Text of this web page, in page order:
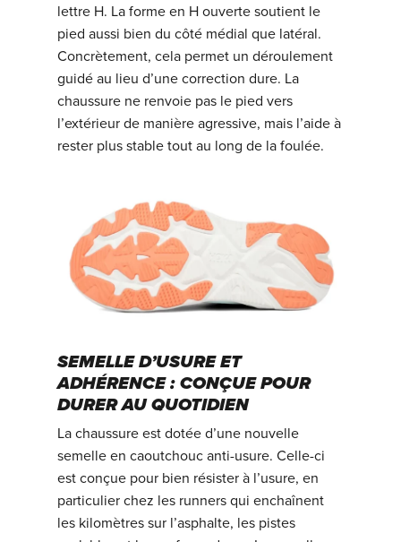
lettre H. La forme en H ouverte soutient le
pied aussi bien du côté médial que latéral.
Concrètement, cela permet un déroulement
guidé au lieu d’une correction dure. La
chaussure ne renvoie pas le pied vers
l’extérieur de manière agressive, mais l’aide à
rester plus stable tout au long de la foulée.
SEMELLE D’USURE ET
ADHÉRENCE : CONÇUE POUR
DURER AU QUOTIDIEN
La chaussure est dotée d’une nouvelle
semelle en caoutchouc anti-usure. Celle-ci
est conçue pour bien résister à l’usure, en
particulier chez les runners qui enchaînent
les kilomètres sur l’asphalte, les pistes